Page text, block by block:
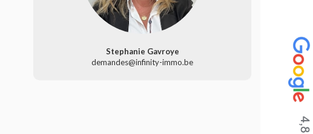
Stephanie Gavroye
demandes@infinity-immo.be